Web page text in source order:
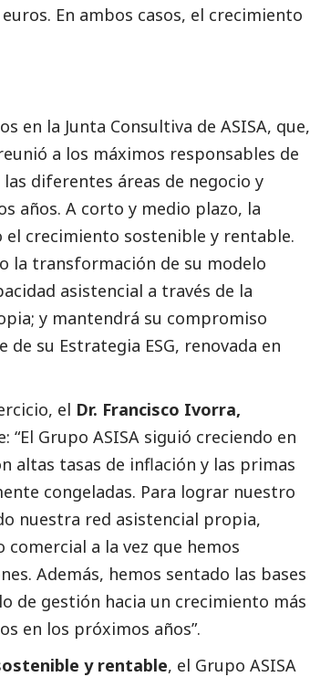
En ambos casos, el crecimiento
en la Junta Consultiva de ASISA, que,
a los máximos responsables de
diferentes áreas de negocio y
años. A corto y medio plazo, la
el crecimiento sostenible y rentable.
la transformación de su modelo
asistencial a través de la
y mantendrá su compromiso
su Estrategia ESG, renovada en
el Dr. Francisco Ivorra,
“El Grupo ASISA siguió creciendo en
altas tasas de inflación y las primas
congeladas. Para lograr nuestro
nuestra red asistencial propia,
a la vez que hemos
Además, hemos sentado las bases
de gestión hacia un crecimiento más
en los próximos años”.
y rentable, el Grupo ASISA